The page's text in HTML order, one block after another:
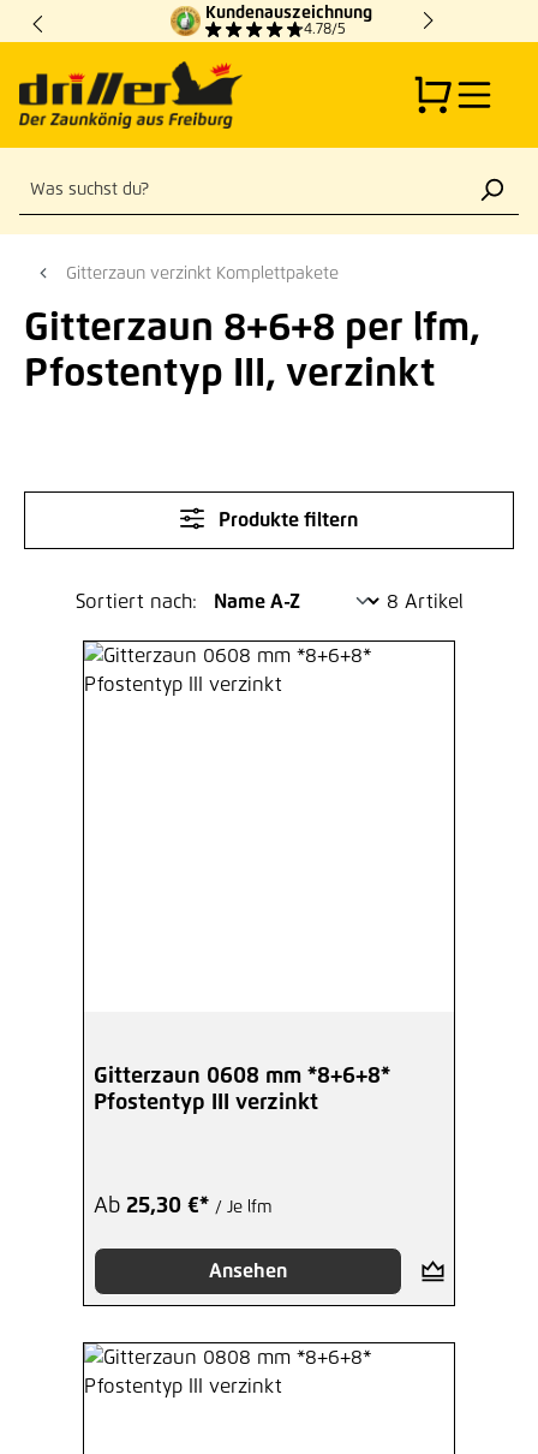
Zum Hauptinhalt springen
Kundenauszeichnung
4.78/5
Gitterzaun verzinkt Komplettpakete
Gitterzaun 8+6+8 per lfm,
Pfostentyp III, verzinkt
Produkte filtern
Sortiert nach: 8 Artikel
Gitterzaun 0608 mm *8+6+8*
Pfostentyp III verzinkt
Ab 25,30 €* / Je lfm
Ansehen